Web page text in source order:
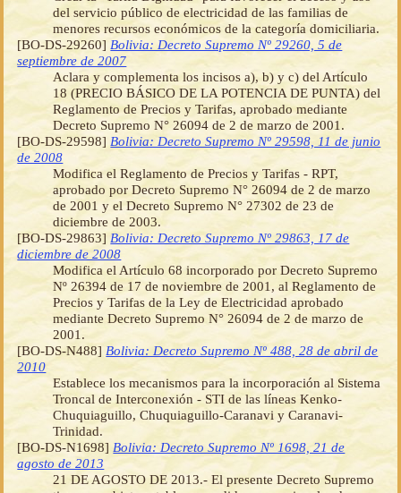
del servicio público de electricidad de las familias de
menores recursos económicos de la categoría domiciliaria.
[BO-DS-29260] Bolivia: Decreto Supremo Nº 29260, 5 de
septiembre de 2007
Aclara y complementa los incisos a), b) y c) del Artículo
18 (PRECIO BÁSICO DE LA POTENCIA DE PUNTA) del
Reglamento de Precios y Tarifas, aprobado mediante
Decreto Supremo N° 26094 de 2 de marzo de 2001.
[BO-DS-29598] Bolivia: Decreto Supremo Nº 29598, 11 de junio
de 2008
Modifica el Reglamento de Precios y Tarifas - RPT,
aprobado por Decreto Supremo N° 26094 de 2 de marzo
de 2001 y el Decreto Supremo N° 27302 de 23 de
diciembre de 2003.
[BO-DS-29863] Bolivia: Decreto Supremo Nº 29863, 17 de
diciembre de 2008
Modifica el Artículo 68 incorporado por Decreto Supremo
Nº 26394 de 17 de noviembre de 2001, al Reglamento de
Precios y Tarifas de la Ley de Electricidad aprobado
mediante Decreto Supremo N° 26094 de 2 de marzo de
2001.
[BO-DS-N488] Bolivia: Decreto Supremo Nº 488, 28 de abril de
2010
Establece los mecanismos para la incorporación al Sistema
Troncal de Interconexión - STI de las líneas Kenko-
Chuquiaguillo, Chuquiaguillo-Caranavi y Caranavi-
Trinidad.
[BO-DS-N1698] Bolivia: Decreto Supremo Nº 1698, 21 de
agosto de 2013
21 DE AGOSTO DE 2013.- El presente Decreto Supremo